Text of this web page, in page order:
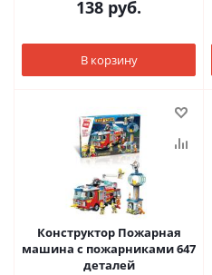
138 руб.
В корзину
Конструктор Пожарная
машина с пожарниками 647
деталей